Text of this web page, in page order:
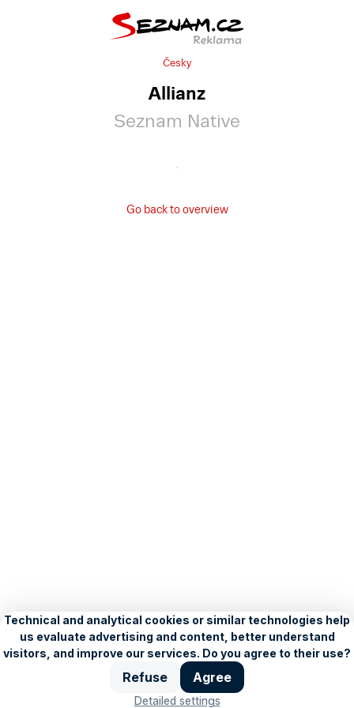
Česky
Allianz
Seznam Native
Go back to overview
Privacy Policy
Personalisation settings
Copyright © 1996–2026, Seznam.cz, a.s.